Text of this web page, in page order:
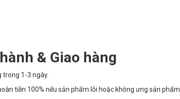
& Giao hàng
trong 1-3 ngày.
tiền 100% nếu sản phẩm lỗi hoặc không ưng sản phẩm